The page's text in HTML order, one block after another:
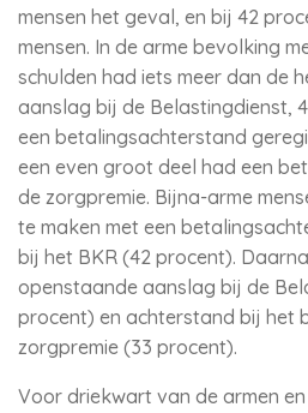
mensen het geval, en bij 42
mensen. In de arme bevolking
schulden had iets meer dan de
aanslag bij de Belastingdienst,
een betalingsachterstand
een even groot deel had een
de zorgpremie. Bijna-arme
te maken met een
bij het BKR (42 procent).
openstaande aanslag bij de
procent) en achterstand bij het
zorgpremie (33 procent).
Voor driekwart van de armen